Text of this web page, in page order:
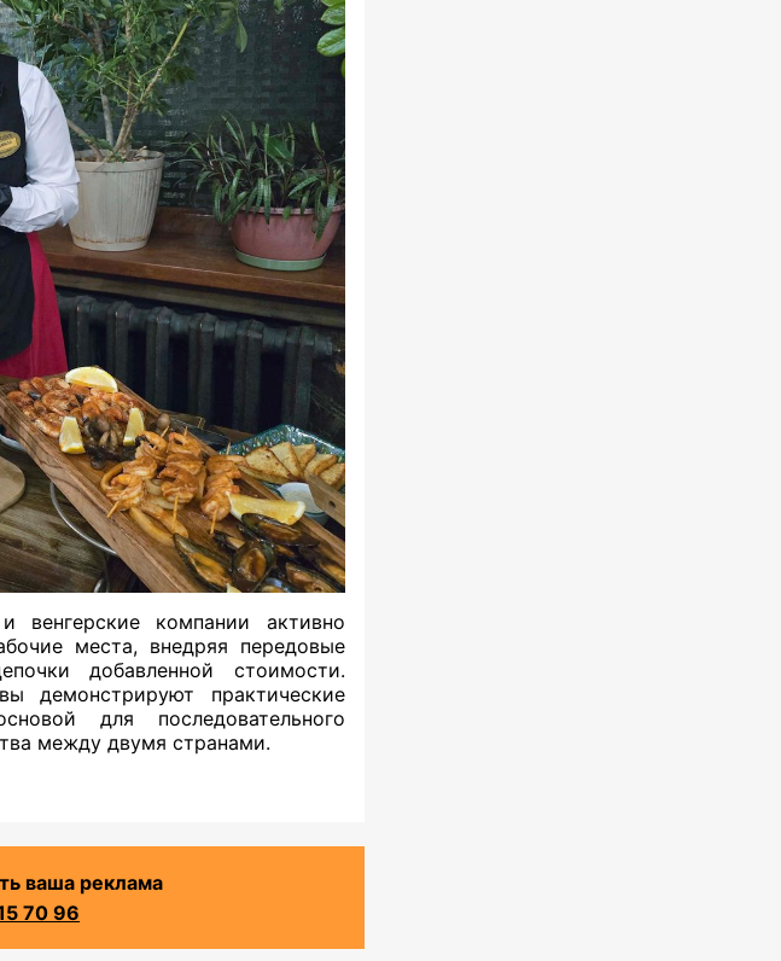
компании активно
места, внедряя передовые
добавленной стоимости.
демонстрируют практические
для последовательного
между двумя странами.
ваша реклама
70 96